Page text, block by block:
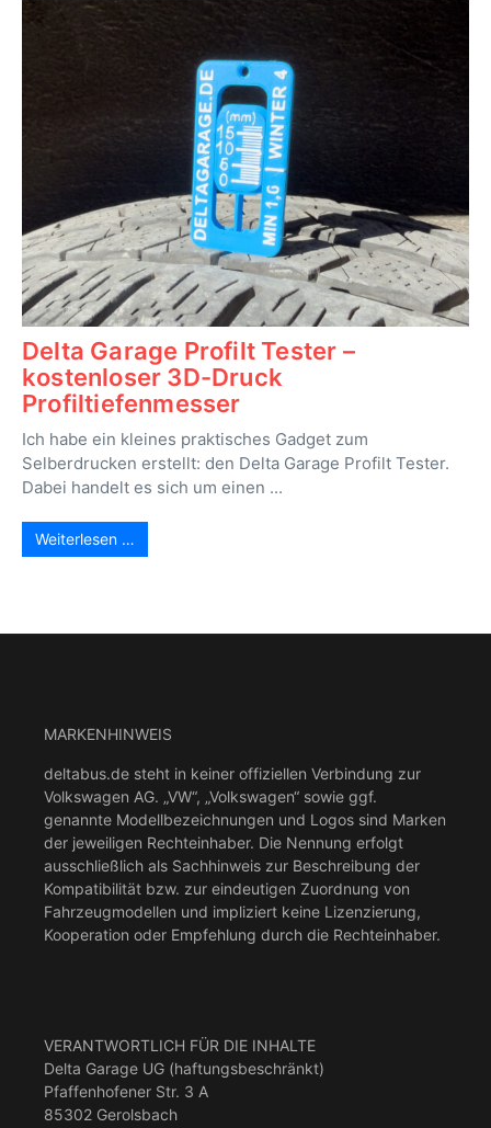
Delta Garage Profilt Tester –
kostenloser 3D-Druck
Profiltiefenmesser
Ich habe ein kleines praktisches Gadget zum
Selberdrucken erstellt: den Delta Garage Profilt Tester.
Dabei handelt es sich um einen ...
Weiterlesen …
MARKENHINWEIS
deltabus.de steht in keiner offiziellen Verbindung zur
Volkswagen AG. „VW“, „Volkswagen“ sowie ggf.
genannte Modellbezeichnungen und Logos sind Marken
der jeweiligen Rechteinhaber. Die Nennung erfolgt
ausschließlich als Sachhinweis zur Beschreibung der
Kompatibilität bzw. zur eindeutigen Zuordnung von
Fahrzeugmodellen und impliziert keine Lizenzierung,
Kooperation oder Empfehlung durch die Rechteinhaber.
VERANTWORTLICH FÜR DIE INHALTE
Delta Garage UG (haftungsbeschränkt)
Pfaffenhofener Str. 3 A
85302 Gerolsbach